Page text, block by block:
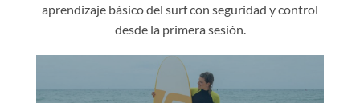
aprendizaje básico del surf con seguridad y control
desde la primera sesión.